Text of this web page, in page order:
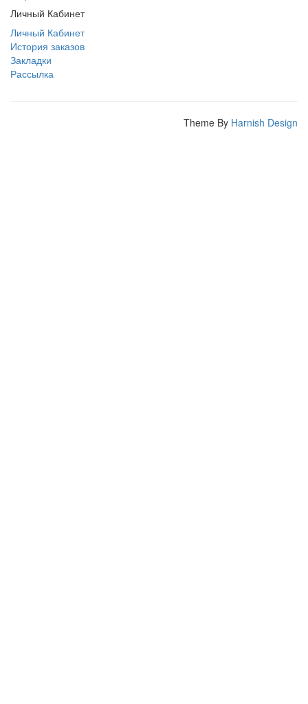
Личный Кабинет
Личный Кабинет
История заказов
Закладки
Рассылка
Theme By Harnish Design